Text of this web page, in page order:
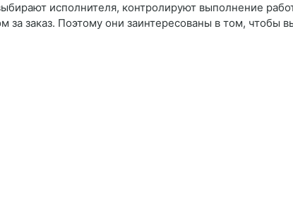
исполнителя, контролируют выполнение
за заказ. Поэтому они заинтересованы в том, чтобы